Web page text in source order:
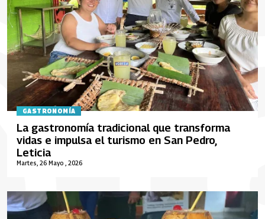
GASTRONOMÍA
Martes, 26 Mayo , 2026
La gastronomía tradicional que transforma
vidas e impulsa el turismo en San Pedro,
Leticia